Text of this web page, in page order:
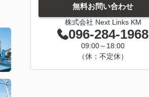
無料お問い合わせ
株式会社 Next Links KM
096-284-1968
09:00～18:00
（休：不定休）